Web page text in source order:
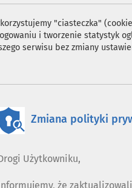
"ciasteczka"
i tworzenie statystyk
serwisu bez zmiany
Zmiana polityki
Użytkowniku,
że